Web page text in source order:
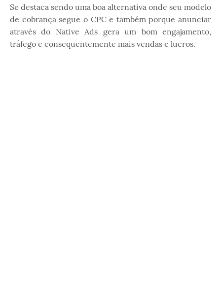
Se destaca sendo uma boa alternativa onde seu modelo
de cobrança segue o CPC e também porque anunciar
através do Native Ads gera um bom engajamento,
tráfego e consequentemente mais vendas e lucros.